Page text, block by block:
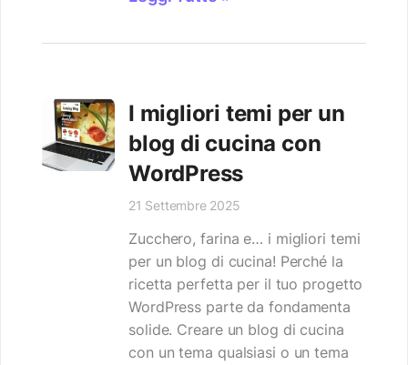
I migliori temi per un
blog di cucina con
WordPress
21 Settembre 2025
Zucchero, farina e… i migliori temi
per un blog di cucina! Perché la
ricetta perfetta per il tuo progetto
WordPress parte da fondamenta
solide. Creare un blog di cucina
con un tema qualsiasi o un tema